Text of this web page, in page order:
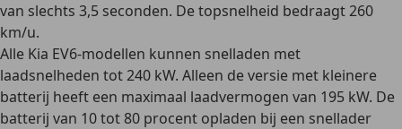
van slechts 3,5 seconden. De topsnelheid bedraagt 260
km/u.
Alle Kia EV6-modellen kunnen snelladen met
laadsnelheden tot240 kW. Alleen de versie met kleinere
batterij heeft een maximaal laadvermogen van 195 kW. De
batterij van 10 tot 80 procent opladen bij een snellader